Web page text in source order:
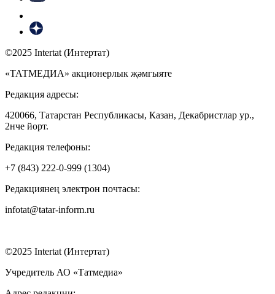
©2025 Intertat (Интертат)
«ТАТМЕДИА» акционерлык җәмгыяте
Редакция адресы:
420066, Татарстан Республикасы, Казан, Декабристлар ур.,
2нче йорт.
Редакция телефоны:
+7 (843) 222-0-999 (1304)
Редакциянең электрон почтасы:
infotat@tatar-inform.ru
©2025 Intertat (Интертат)
Учредитель АО «Татмедиа»